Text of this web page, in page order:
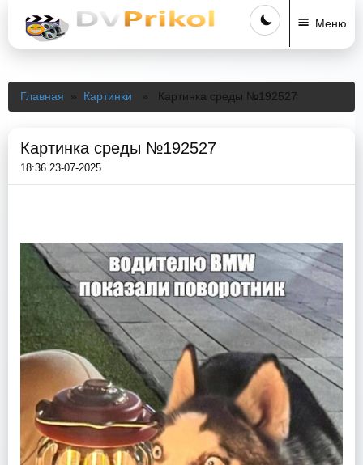
Меню
Главная » Картинки » Картинка среды №192527
Картинка среды №192527
18:36 23-07-2025